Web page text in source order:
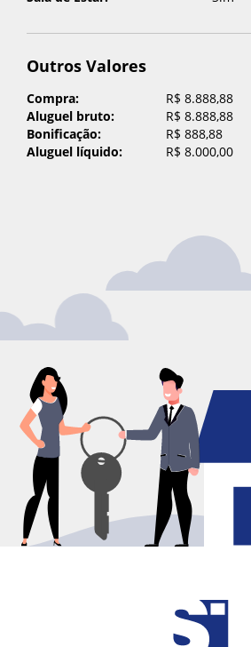
Outros Valores
Compra:
R$ 8.888,88
Aluguel bruto:
R$ 8.888,88
Bonificação:
R$ 888,88
Aluguel líquido:
R$ 8.000,00